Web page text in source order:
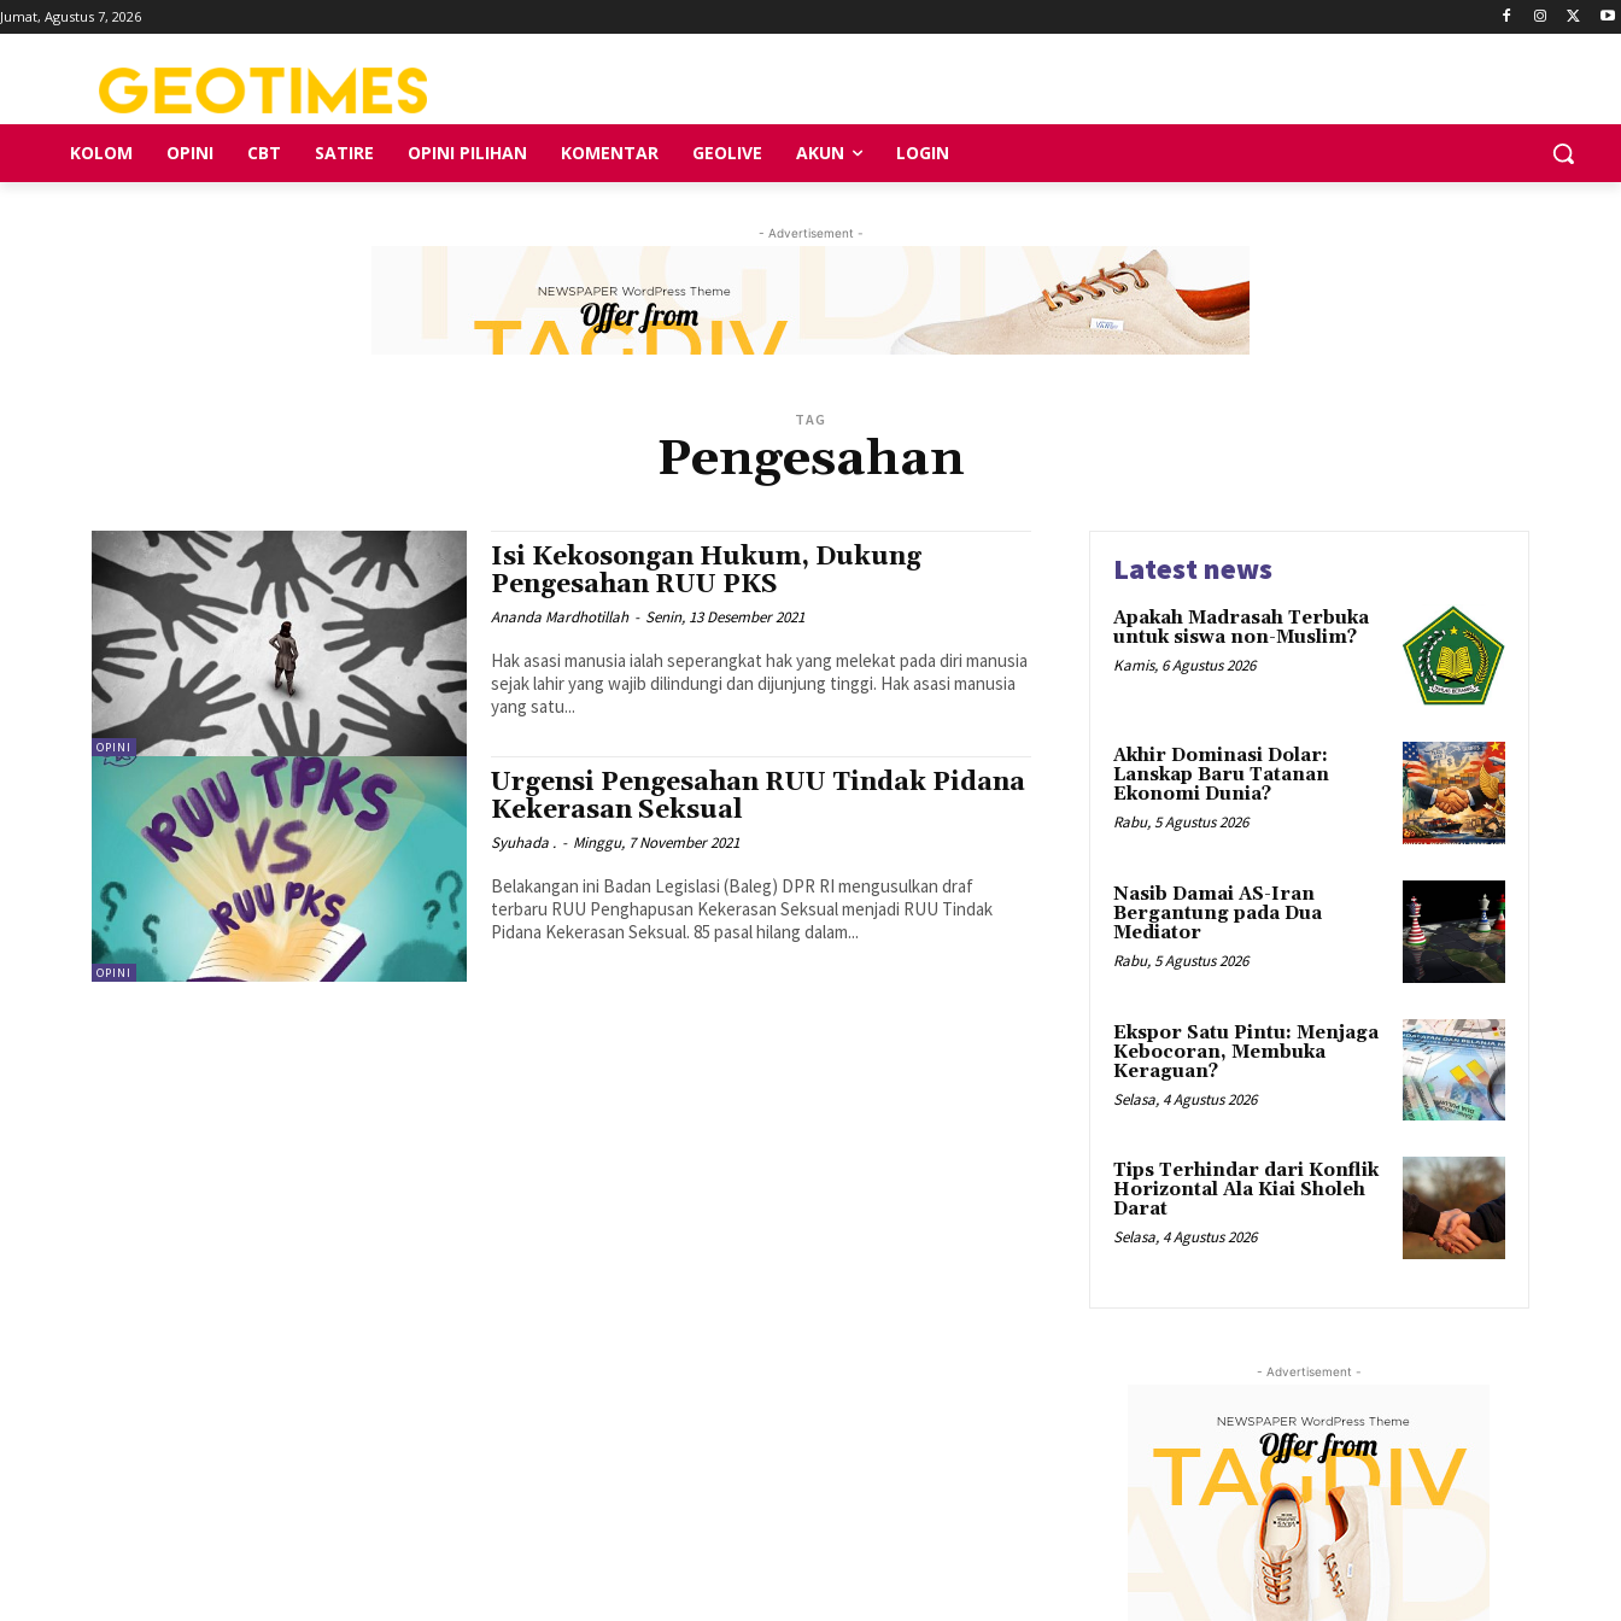
Jumat, Agustus 7, 2026
KOLOM OPINI CBT SATIRE OPINI PILIHAN KOMENTAR GEOLIVE AKUN LOGIN
- Advertisement -
TAG
Pengesahan
OPINI
Isi Kekosongan Hukum, Dukung
Pengesahan RUU PKS
Ananda Mardhotillah - Senin, 13 Desember 2021
Hak asasi manusia ialah seperangkat hak yang melekat pada diri manusia
sejak lahir yang wajib dilindungi dan dijunjung tinggi. Hak asasi manusia
yang satu...
OPINI
Urgensi Pengesahan RUU Tindak Pidana
Kekerasan Seksual
Syuhada . - Minggu, 7 November 2021
Belakangan ini Badan Legislasi (Baleg) DPR RI mengusulkan draf
terbaru RUU Penghapusan Kekerasan Seksual menjadi RUU Tindak
Pidana Kekerasan Seksual. 85 pasal hilang dalam...
Latest news
Apakah Madrasah Terbuka
untuk siswa non-Muslim?
Kamis, 6 Agustus 2026
Akhir Dominasi Dolar:
Lanskap Baru Tatanan
Ekonomi Dunia?
Rabu, 5 Agustus 2026
Nasib Damai AS-Iran
Bergantung pada Dua
Mediator
Rabu, 5 Agustus 2026
Ekspor Satu Pintu: Menjaga
Kebocoran, Membuka
Keraguan?
Selasa, 4 Agustus 2026
Tips Terhindar dari Konflik
Horizontal Ala Kiai Sholeh
Darat
Selasa, 4 Agustus 2026
- Advertisement -